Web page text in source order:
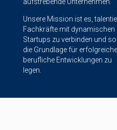
aufstrebende Unternehmen.
Unsere Mission ist es,
Fachkräfte mit dynamischen
Startups zu verbinden und so
die Grundlage für erfolgreiche
berufliche Entwicklungen zu
legen.